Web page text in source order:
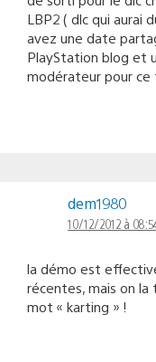
LBP2 ( dlc qui aurai
avez une date
PlayStation blog et
modérateur pour ce
dem1980
10/12/2012 à
la démo est
récentes, mais on
mot « karting » !